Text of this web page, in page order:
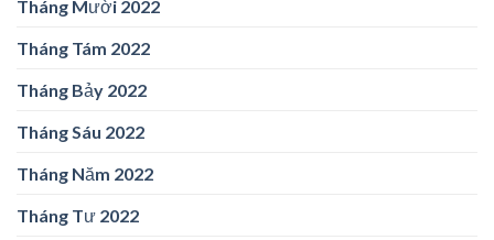
Tháng Mười 2022
Tháng Tám 2022
Tháng Bảy 2022
Tháng Sáu 2022
Tháng Năm 2022
Tháng Tư 2022